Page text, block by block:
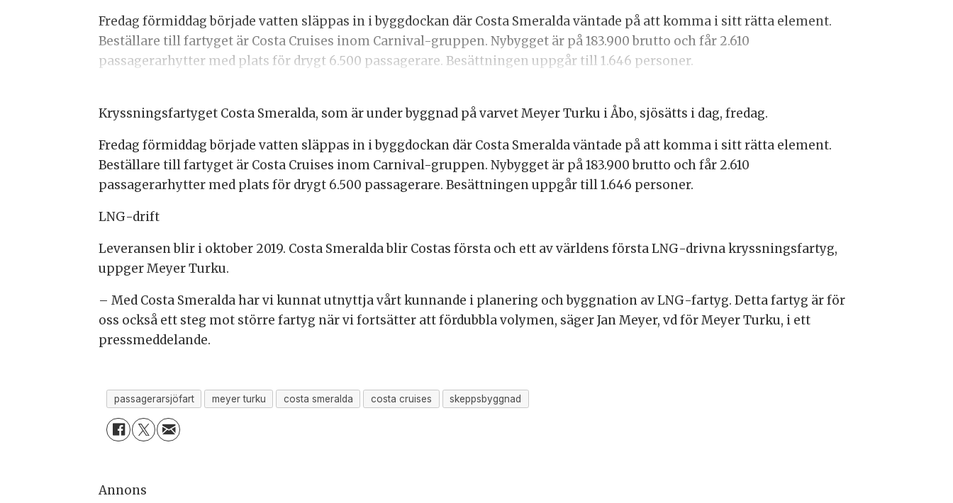
Fredag förmiddag började vatten släppas in i byggdockan där Costa Smeralda väntade på att komma i sitt rätta element.
Beställare till fartyget är Costa Cruises inom Carnival-gruppen. Nybygget är på 183.900 brutto och får 2.610
passagerarhytter med plats för drygt 6.500 passagerare. Besättningen uppgår till 1.646 personer.
Kryssningsfartyget Costa Smeralda, som är under byggnad på varvet Meyer Turku i Åbo, sjösätts i dag, fredag.
Fredag förmiddag började vatten släppas in i byggdockan där Costa Smeralda väntade på att komma i sitt rätta element.
Beställare till fartyget är Costa Cruises inom Carnival-gruppen. Nybygget är på 183.900 brutto och får 2.610
passagerarhytter med plats för drygt 6.500 passagerare. Besättningen uppgår till 1.646 personer.
LNG-drift
Leveransen blir i oktober 2019. Costa Smeralda blir Costas första och ett av världens första LNG-drivna kryssningsfartyg,
uppger Meyer Turku.
– Med Costa Smeralda har vi kunnat utnyttja vårt kunnande i planering och byggnation av LNG-fartyg. Detta fartyg är för
oss också ett steg mot större fartyg när vi fortsätter att fördubbla volymen, säger Jan Meyer, vd för Meyer Turku, i ett
pressmeddelande.
passagerarsjöfart meyer turku costa smeralda costa cruises skeppsbyggnad
Annons